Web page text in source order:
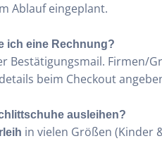
Ablauf eingeplant.
ich eine Rechnung?
Bestätigungsmail. Firmen/
beim Checkout
ausleihen?
in vielen Größen (Kinder